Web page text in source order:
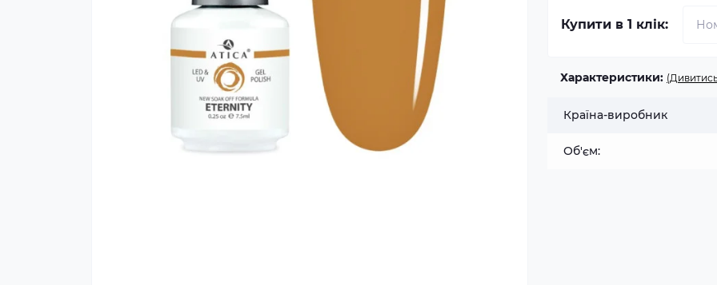
Купити в 1 клік:
Характеристики:
Країна-виробник
Об'єм: